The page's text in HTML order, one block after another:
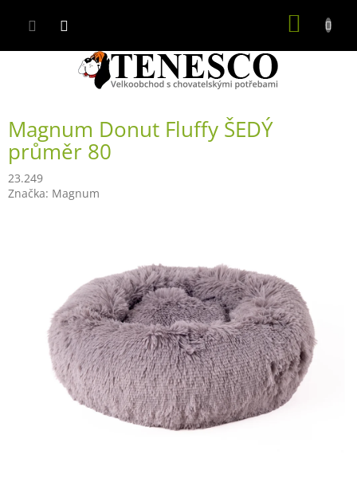
Magnum Donut Fluffy ŠEDÝ
průměr 80
23.249
Značka: Magnum